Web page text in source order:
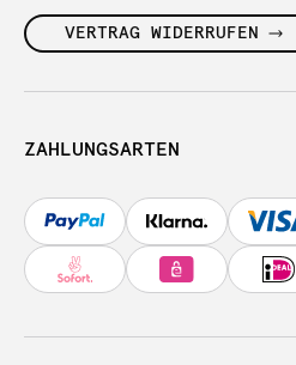
VERTRAG WIDERRUFEN
ZAHLUNGSARTEN